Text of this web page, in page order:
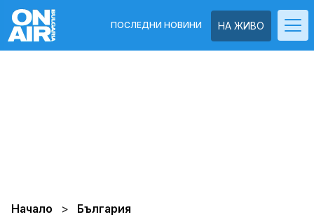
НА ЖИВО
ПОСЛЕДНИ НОВИНИ
Начало България